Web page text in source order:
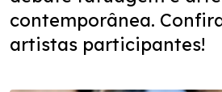
contemporânea.
artistas participantes!